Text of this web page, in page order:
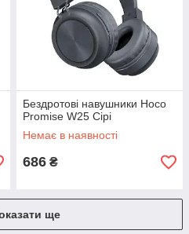
Бездротові навушники Hoco
Promise W25 Сірі
Немає в наявності
686 ₴
ще